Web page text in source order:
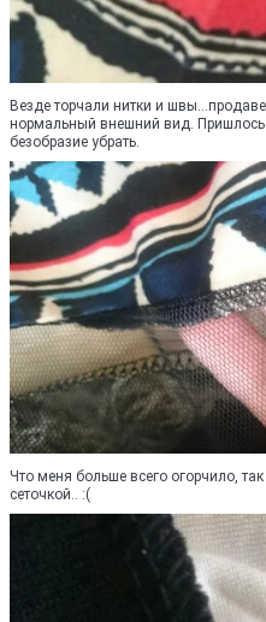
Везде торчали нитки и
нормальный внешний вид. Пришлось
безобразие убрать.
Что меня больше всего огорчило,
сеточкой.. :(